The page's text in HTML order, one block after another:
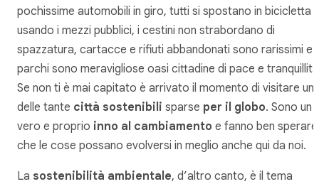
pochissime automobili in giro, tutti si spostano in bicicletta
usando i mezzi pubblici, i cestini non strabordano di
spazzatura, cartacce e rifiuti abbandonati sono rarissimi e i
parchi sono meravigliose oasi cittadine di pace e
Se non ti è mai capitato è arrivato il momento di visitare
delle tante città sostenibili sparse per il globo. Sono un
vero e proprio inno al cambiamento e fanno ben sperare
che le cose possano evolversi in meglio anche qui da noi.
La sostenibilità ambientale, d’altro canto, è il tema